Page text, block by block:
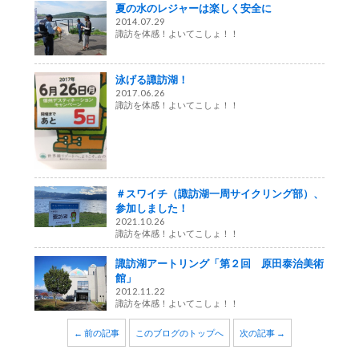
夏の水のレジャーは楽しく安全に
2014.07.29
諏訪を体感！よいてこしょ！！
泳げる諏訪湖！
2017.06.26
諏訪を体感！よいてこしょ！！
＃スワイチ（諏訪湖一周サイクリング部）、
参加しました！
2021.10.26
諏訪を体感！よいてこしょ！！
諏訪湖アートリング「第２回 原田泰治美術
館」
2012.11.22
諏訪を体感！よいてこしょ！！
← 前の記事 このブログのトップへ 次の記事 →